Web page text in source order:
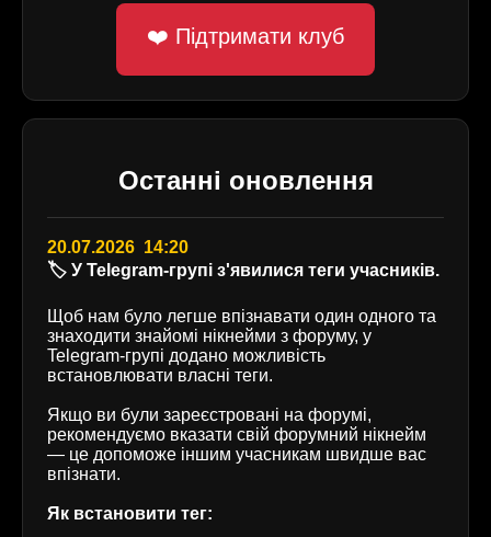
❤️ Підтримати клуб
Останні оновлення
20.07.2026 14:20
🏷️ У Telegram-групі з'явилися теги учасників.
Щоб нам було легше впізнавати один одного та
знаходити знайомі нікнейми з форуму, у
Telegram-групі додано можливість
встановлювати власні теги.
Якщо ви були зареєстровані на форумі,
рекомендуємо вказати свій форумний нікнейм
— це допоможе іншим учасникам швидше вас
впізнати.
Як встановити тег: